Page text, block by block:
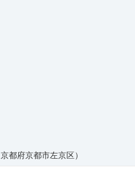
都府京都市左京区）